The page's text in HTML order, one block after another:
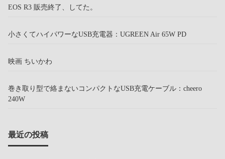
EOS R3 販売終了、してた。
小さくてハイパワーなUSB充電器：UGREEN Air 65W PD
映画 ちいかわ
巻き取り型で絡まないコンパクトなUSB充電ケーブル：cheero
240W
最近の投稿